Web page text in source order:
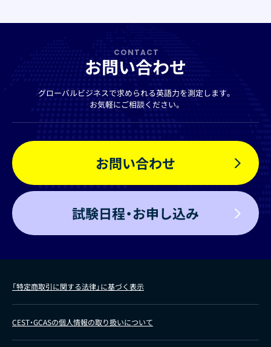
CONTACT
お問い合わせ
グローバルビジネスで求められる英語力を測定します。
お気軽にご相談ください。
お問い合わせ
試験日程・お申し込み
「特定商取引に関する法律」に基づく表示
CEST・GCASの個人情報の取り扱いについて